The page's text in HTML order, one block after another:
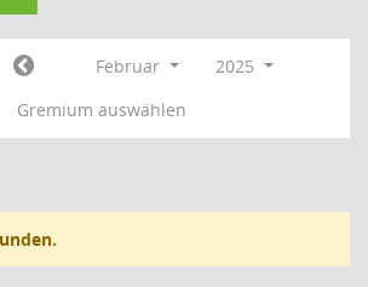
Februar
2025
Gremium auswählen